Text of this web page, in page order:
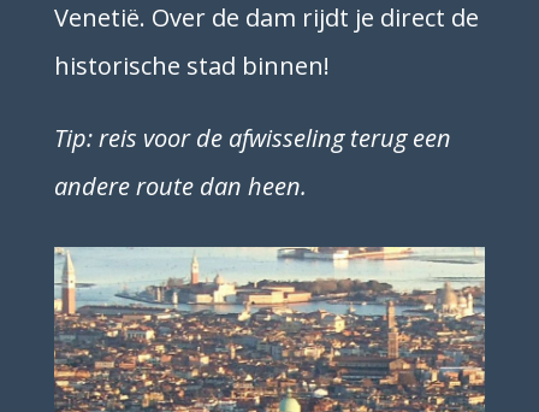
Venetië. Over de dam rijdt je direct de
historische stad binnen!
Tip: reis voor de afwisseling terug een
andere route dan heen.